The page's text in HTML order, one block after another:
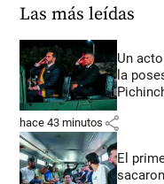
Las más leídas
Un
la
hace 43 minutos share
El